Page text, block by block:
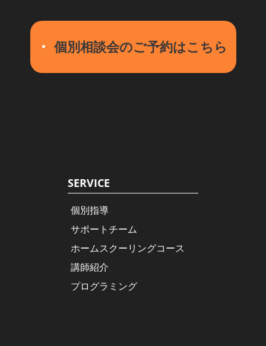
個別相談会のご予約はこちら
SERVICE
個別指導
サポートチーム
ホームスクーリングコース
講師紹介
プログラミング